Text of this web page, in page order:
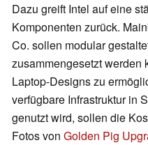
Dazu greift Intel auf eine
Komponenten zurück.
Co. sollen modular
zusammengesetzt werden
Laptop-Designs zu
verfügbare Infrastruktur in
genutzt wird, sollen die
Fotos von Golden Pig